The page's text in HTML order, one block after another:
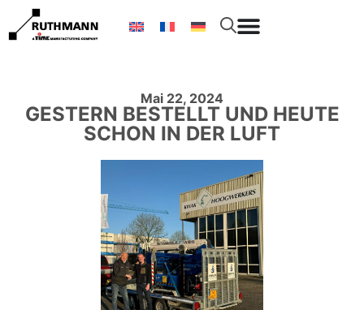
Mai 22, 2024
GESTERN BESTELLT UND HEUTE
SCHON IN DER LUFT